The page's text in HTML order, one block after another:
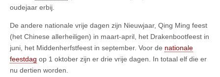
oudejaar erbij.
De andere nationale vrije dagen zijn Nieuwjaar, Qing Ming feest
(het Chinese allerheiligen) in maart-april, het Drakenbootfeest in
juni, het Middenherfstfeest in september. Voor de nationale
feestdag op 1 oktober zijn er drie vrije dagen. In totaal elf die er
nu dertien worden.